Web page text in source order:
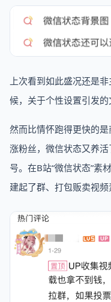
上次看到如此盛况还是
候，关于个性设置引发的
然而比情怀跑得更快的
涨粉丝，微信状态又养
号。在B站“微信状态”素
建起了群、打包贩卖视频